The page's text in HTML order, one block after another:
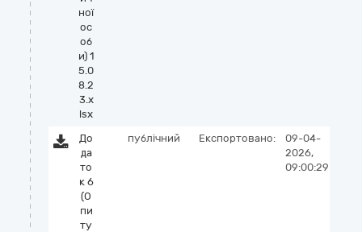
ної
ос
об
и) 1
5.0
8.2
3.x
lsx
До
да
то
к 6
(О
пи
ту
публічний Експортовано:
09-04-
2026,
09:00:29